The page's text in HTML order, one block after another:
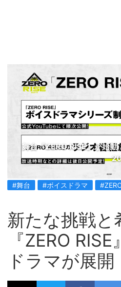
舞台『ZERO RISE』が始動
#舞台 #ボイスドラマ
新たな挑戦と
『ZERO
ドラマが展開